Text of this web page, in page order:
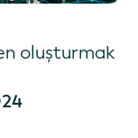
oluşturmak